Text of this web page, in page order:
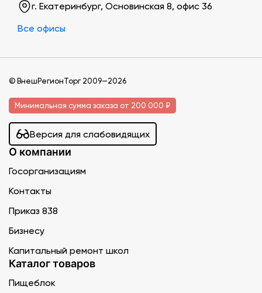
г. Екатеринбург, Основинская 8, офис 36
Все офисы
© ВнешРегионТорг 2009—2026
Минимальная сумма заказа от 200 000 ₽
Версия для слабовидящих
О компании
Госорганизациям
Контакты
Приказ 838
Бизнесу
Капитальный ремонт школ
Каталог товаров
Пищеблок